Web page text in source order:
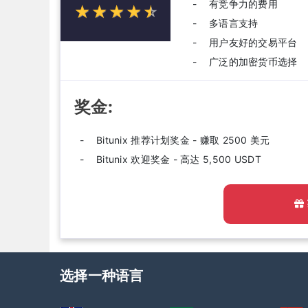
☆☆☆☆☆
★★★★★
有竞争力的费用
多语言支持
用户友好的交易平台
广泛的加密货币选择
奖金:
Bitunix 推荐计划奖金 - 赚取 2500 美元
Bitunix 欢迎奖金 - 高达 5,500 USDT
选择一种语言